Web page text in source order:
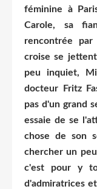
féminine à
Carole, sa
rencontrée
croise se
peu inquiet,
docteur Fritz
pas d'un grand
essaie de se
chose de son
chercher un
c'est pour y
d'admiratrices